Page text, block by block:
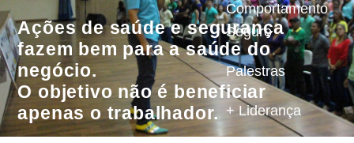
Comportamento
Seguro
Palestras
+ Liderança
Ações de saúde e segurança
fazem bem para a saúde do
negócio.
O objetivo não é beneficiar
apenas o trabalhador.